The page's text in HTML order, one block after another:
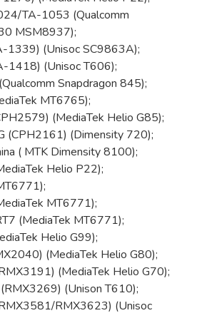
TA-1053 (Qualcomm
MSM8937);
1339) (Unisoc SC9863A);
1418) (Unisoc T606);
Snapdragon 845);
MT6765);
(MediaTek Helio G85);
(CPH2161) (Dimensity 720);
( MTK Dimensity 8100);
Helio P22);
MT6771);
(MediaTek MT6771);
Helio G99);
(MediaTek Helio G80);
(MediaTek Helio G70);
(Unison T610);
RMX3623) (Unisoc